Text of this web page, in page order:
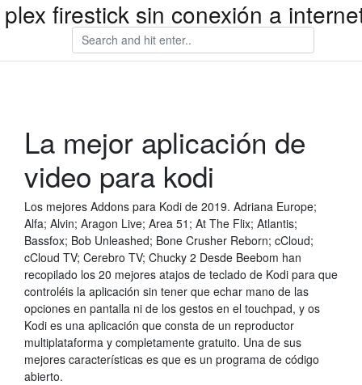
plex firestick sin conexión a
La mejor aplicación de
video para kodi
Los mejores Addons para Kodi de 2019. Adriana Europe;
Alfa; Alvin; Aragon Live; Area 51; At The Flix; Atlantis;
Bassfox; Bob Unleashed; Bone Crusher Reborn; cCloud;
cCloud TV; Cerebro TV; Chucky 2 Desde Beebom han
recopilado los 20 mejores atajos de teclado de Kodi para que
controléis la aplicación sin tener que echar mano de las
opciones en pantalla ni de los gestos en el touchpad, y os
Kodi es una aplicación que consta de un reproductor
multiplataforma y completamente gratuito. Una de sus
mejores características es que es un programa de código
abierto.